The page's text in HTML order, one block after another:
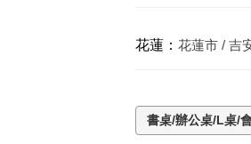
花蓮： 花蓮市 / 吉
書桌/辦公桌/L桌/